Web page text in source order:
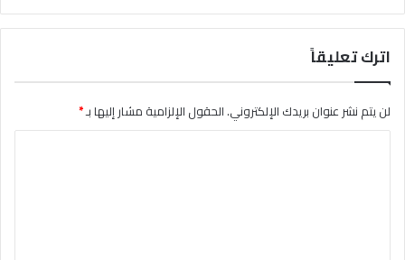
اترك تعليقاً
لن يتم نشر عنوان بريدك الإلكتروني.الحقول الإلزامية مشار إليها بـ*